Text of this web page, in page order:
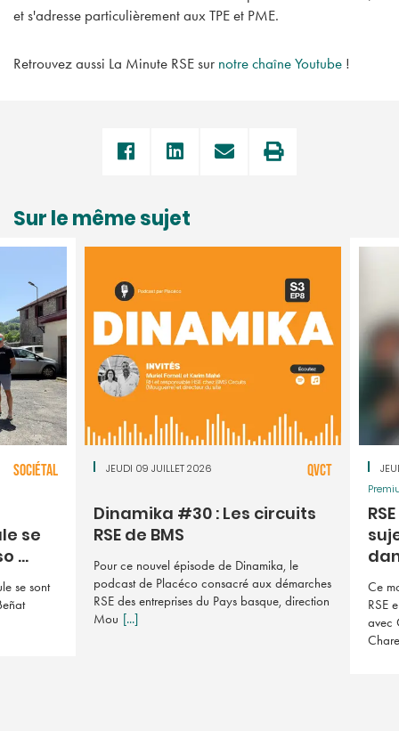
et s'adresse particulièrement aux TPE et PME.
Retrouvez aussi La Minute RSE sur notre chaîne Youtube !
Sur le même sujet
se
...
se sont
SOCIÉTAL JEUDI 09 JUILLET 2026
Dinamika #30 : Les circuits
RSE de BMS
Pour ce nouvel épisode de Dinamika, le
podcast de Placéco consacré aux démarches
RSE des entreprises du Pays basque, direction
Mou [...]
QVCT
Ce
RSE
avec